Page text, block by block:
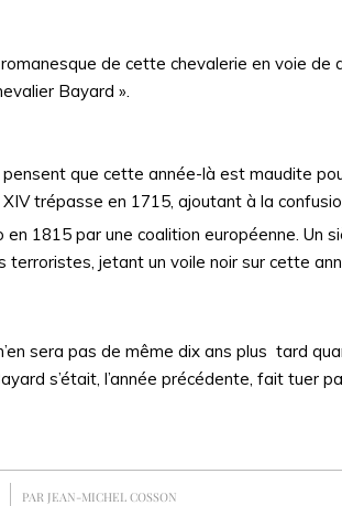
romanesque de cette chevalerie en voie
Bayard ».
que cette année-là est maudite
trépasse en 1715, ajoutant à la
1815 par une coalition européenne. Un
jetant un voile noir sur cette
sera pas de même dix ans plus tard
s’était, l’année précédente, fait tuer
PAR JEAN-MICHEL COSSON